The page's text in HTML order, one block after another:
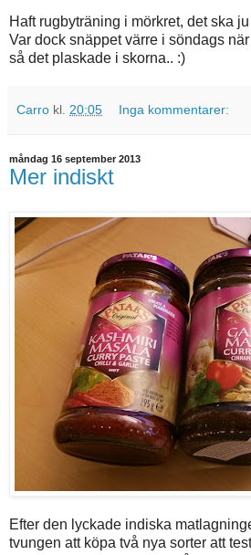
Haft rugbyträning i mörkret, det ska
Var dock snäppet värre i söndags
så det plaskade i skorna.. :)
Carro kl. 20:05 Inga kommentarer:
måndag 16 september 2013
Mer indiskt
Efter den lyckade indiska
tvungen att köpa två nya sorter att